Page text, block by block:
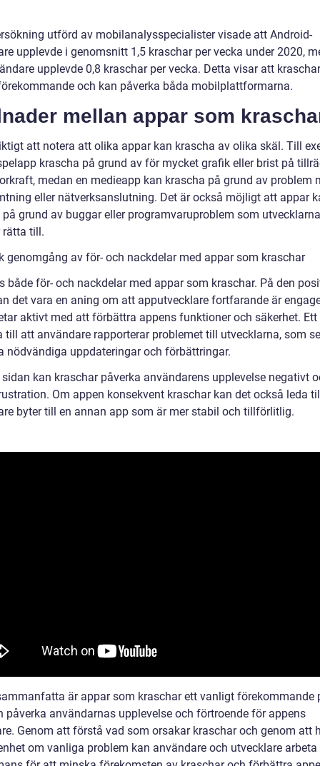
utförd av mobilanalysspecialister visade att Android-
upplevde i genomsnitt 1,5 kraschar per vecka under 2020,
upplevde 0,8 kraschar per vecka. Detta visar att
och kan påverka båda mobilplattformarna.
mellan appar som
att notera att olika appar kan krascha av olika skäl. Till
krascha på grund av för mycket grafik eller brist på
medan en medieapp kan krascha på grund av problem
eller nätverksanslutning. Det är också möjligt att appar
grund av buggar eller programvaruproblem som utvecklarna
rätta till.
genomgång av för- och nackdelar med appar som kraschar
både för- och nackdelar med appar som kraschar. På den
det vara en aning om att apputvecklare fortfarande är
aktivt med att förbättra appens funktioner och säkerhet. Ett
till att användare rapporterar problemet till utvecklarna, som
nödvändiga uppdateringar och förbättringar.
kan kraschar påverka användarens upplevelse negativt
Om appen konsekvent kraschar kan det också leda
byter till en annan app som är mer stabil och tillförlitlig.
är appar som kraschar ett vanligt förekommande
påverka användarnas upplevelse och förtroende för appens
Genom att förstå vad som orsakar kraschar och genom att
om vanliga problem kan användare och utvecklare arbeta